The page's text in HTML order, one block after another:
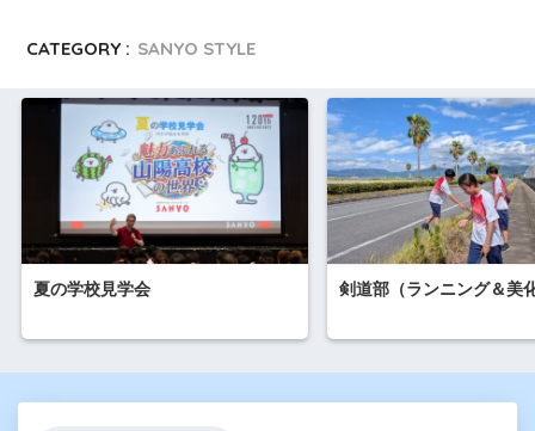
CATEGORY : SANYO STYLE
夏の学校見学会 剣道部（ランニング＆美